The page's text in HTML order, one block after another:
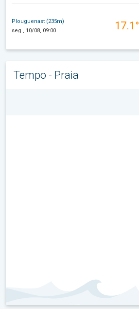
Plouguenast (235m)
seg., 10/08, 09:00
17.1°
Tempo - Praia